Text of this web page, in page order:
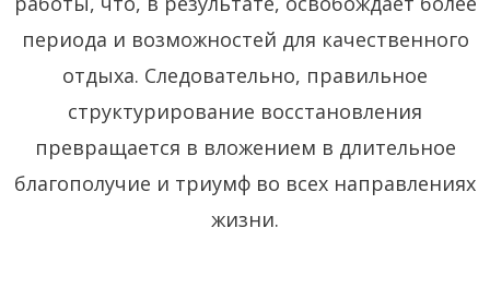
периода и возможностей для качественного
отдыха. Следовательно, правильное
структурирование восстановления
превращается в вложением в длительное
благополучие и триумф во всех направлениях
жизни.